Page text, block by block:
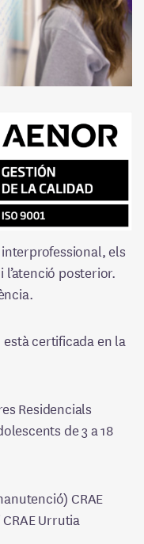
els
l’atenció posterior.
està certificada en la
Residencials
de 3 a 18
CRAE
Urrutia